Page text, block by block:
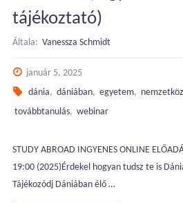
–
(Pre-
IB,
tájékoztató)
Általa: Vanessza Schmidt
január 5, 2025
dánia, dániában, egyetem,
továbbtanulás, webinar
STUDY ABROAD INGYENES ONLINE
19:00 (2025)Érdekel hogyan tudsz te is
Tájékozódj Dániában élő …